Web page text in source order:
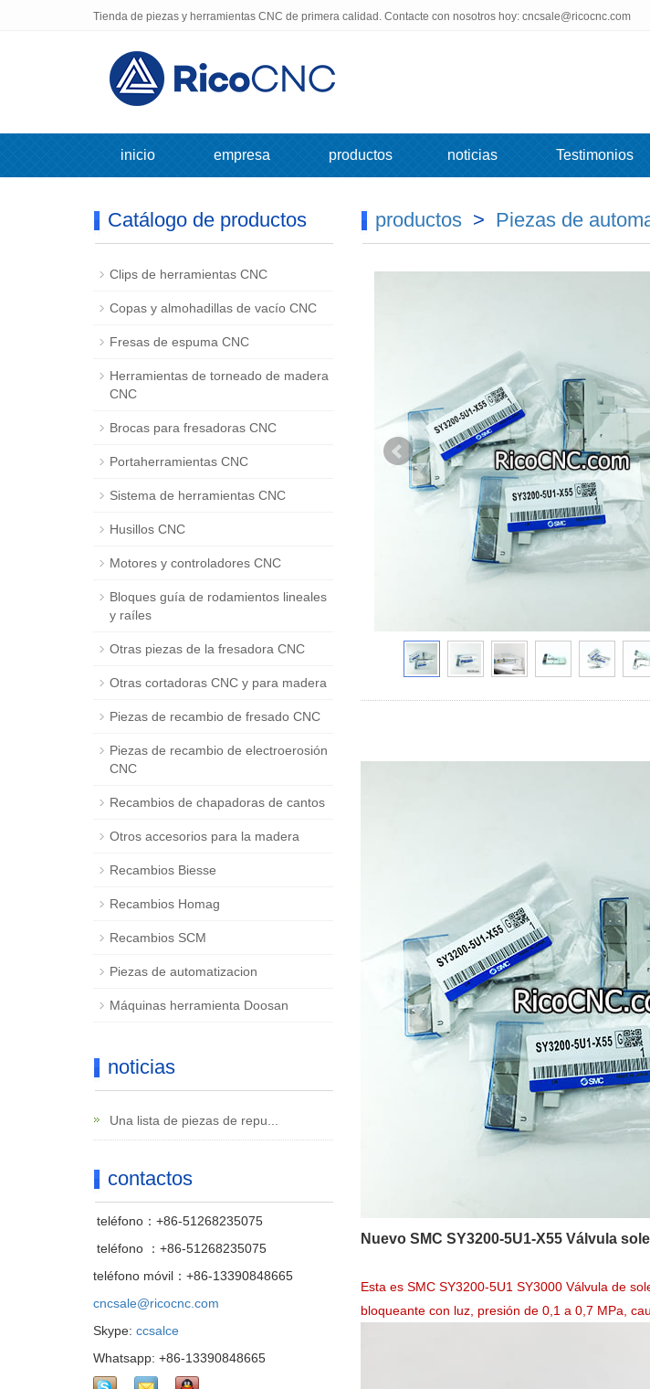
Tienda de piezas y herramientas CNC de primera calidad. Contacte con nosotros hoy: cncsale@ricocnc.com
inicio empresa productos noticias Testimonios
productos> Piezas de
Nuevo SMC SY3200-5U1-X55 Válvula
Esta es SMC SY3200-5U1 SY3000 Válvula de
bloqueante con luz, presión de 0,1 a 0,7 MPa,
Catálogo de productos
Clips de herramientas CNC
Copas y almohadillas de vacío CNC
Fresas de espuma CNC
Herramientas de torneado de madera
CNC
Brocas para fresadoras CNC
Portaherramientas CNC
Sistema de herramientas CNC
Husillos CNC
Motores y controladores CNC
Bloques guía de rodamientos lineales
y raíles
Otras piezas de la fresadora CNC
Otras cortadoras CNC y para madera
Piezas de recambio de fresado CNC
Piezas de recambio de electroerosión
CNC
Recambios de chapadoras de cantos
Otros accesorios para la madera
Recambios Biesse
Recambios Homag
Recambios SCM
Piezas de automatizacion
Máquinas herramienta Doosan
noticias
Una lista de piezas de repu...
contactos
teléfono：+86-51268235075
teléfono ：+86-51268235075
teléfono móvil：+86-13390848665
cncsale@ricocnc.com
Skype: ccsalce
Whatsapp: +86-13390848665